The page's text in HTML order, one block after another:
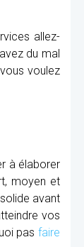
allez-
du mal
voulez
à élaborer
moyen et
avant
vos
pas faire